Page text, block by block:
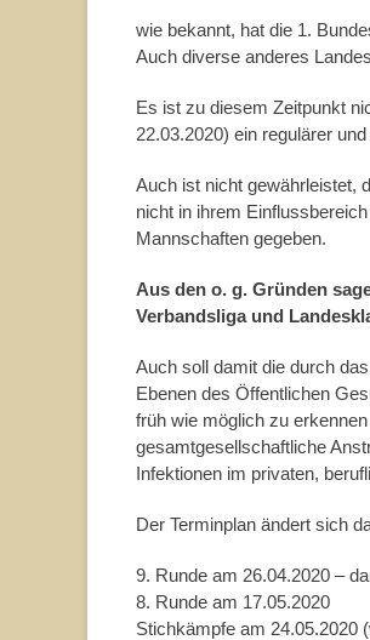
wie bekannt, hat die 1.
Auch diverse anderes
Es ist zu diesem Zeitpunkt
22.03.2020) ein regulärer
Auch ist nicht gewährleistet,
nicht in ihrem
Mannschaften gegeben.
Aus den o. g. Gründen
Verbandsliga und
Auch soll damit die durch
Ebenen des Öffentlichen
früh wie möglich zu
gesamtgesellschaftliche
Infektionen im privaten,
Der Terminplan ändert sich
9. Runde am 26.04.2020 –
8. Runde am 17.05.2020
Stichkämpfe am 24.05.2020